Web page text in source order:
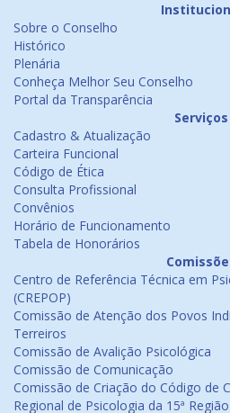
Sobre o Conselho
Histórico
Plenária
Conheça Melhor Seu Conselho
Portal da Transparência
Serviços
Cadastro & Atualização
Carteira Funcional
Código de Ética
Consulta Profissional
Convênios
Horário de Funcionamento
Tabela de Honorários
Centro de Referência Técnica em
(CREPOP)
Comissão de Atenção dos Povos
Terreiros
Comissão de Avalição Psicológica
Comissão de Comunicação
Comissão de Criação do Código de
Regional de Psicologia da 15ª Região